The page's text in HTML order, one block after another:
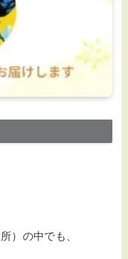
）の中でも、